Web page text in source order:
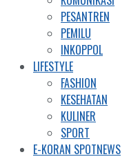
PESANTREN
PEMILU
INKOPPOL
LIFESTYLE
FASHION
KESEHATAN
KULINER
SPORT
E-KORAN SPOTNEWS